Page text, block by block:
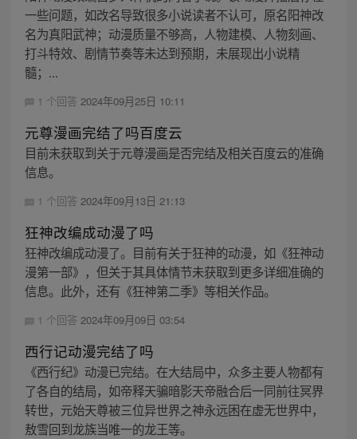
一些问题，如改名导致很多小说读者不认可，原名阳神改
名为真阳武神；动漫质量不够高，人物建模、人物刻画、
打斗特效、剧情节奏等未达到预期，未展现出小说精
髓；...
1 个回答 2024年09月25日 10:11
元尊漫画完结了吗百度云
目前未获取到关于元尊漫画是否完结及相关百度云的准确
信息。
1 个回答 2024年09月13日 21:13
狂神改编成动漫了吗
狂神改编成动漫了。目前有关于狂神的动漫，如《狂神动
漫第一部》，但关于其具体情节未获取到更多详细准确的
信息。此外，还有《狂神第二季》等相关作品。
1 个回答 2024年09月09日 03:54
西行记动漫完结了吗
《西行纪》动漫已完结。在大结局中，众多主要人物都有
了各自的结局，如帝释天骗暗影天帝融合后一同前往冥界
转世，元始天尊被三位异世界之神永远困在虚无世界中，
敖雪回到龙族当唯一的龙王等。